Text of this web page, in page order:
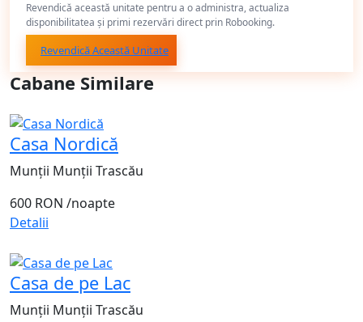
Revendică această unitate pentru a o administra, actualiza
disponibilitatea și primi rezervări direct prin Robooking.
Revendică Această Unitate
Cabane Similare
Casa Nordică
Munții Munții Trascău
600 RON /noapte
Detalii
Casa de pe Lac
Munții Munții Trascău